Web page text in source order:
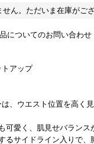
ん。ただいま在庫がござ
についてのお問い合わせ
トアップ
、ウエスト位置を高く
可愛く、肌見せバランス
るサイドライン入りで、